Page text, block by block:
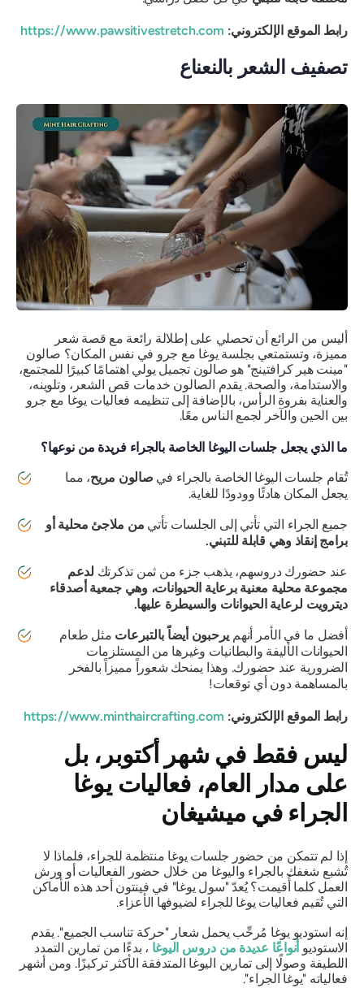
رابط الموقع الإلكتروني: https://www.pawsitivestretch.com
تصفيف الشعر بالنعناع
أليس من الرائع أن تحصلي على إطلالة رائعة مع قصة شعر
مميزة، وتستمتعي بجلسة يوغا مع جرو في نفس المكان؟ صالون
"مينت هير كرافتينج" هو صالون تجميل يولي اهتمامًا كبيرًا للمجتمع،
والاستدامة، والصحة. يقدم الصالون خدمات قص الشعر، وتلوينه،
والعناية بفروة الرأس، بالإضافة إلى تنظيمه فعاليات يوغا مع جرو
بين الحين والآخر لجمع الناس معًا.
ما الذي يجعل جلسات اليوغا الخاصة بالجراء فريدة من نوعها؟
تُقام جلسات اليوغا الخاصة بالجراء فيصالون مريح، مما
يجعل المكان هادئًا وودودًا للغاية.
جميع الجراء التي تأتي إلى الجلسات تأتيمن ملاجئ محلية أو
برامج إنقاذ وهي قابلة للتبني.
عند حضورك دروسهم، يذهب جزء من ثمن تذكرتكلدعم
مجموعة محلية معنية برعاية الحيوانات، وهي جمعية أصدقاء
ديترويت لرعاية الحيوانات والسيطرة عليها.
أفضل ما في الأمر أنهميرحبون أيضاً بالتبرعاتمثل طعام
الحيوانات الأليفة والبطانيات وغيرها من المستلزمات
الضرورية عند حضورك. وهذا يمنحك شعوراً مميزاً بالفخر
بالمساهمة دون أي توقعات!
رابط الموقع الإلكتروني: https://www.minthaircrafting.com
ليس فقط في شهر أكتوبر، بل
على مدار العام، فعاليات يوغا
الجراء في ميشيغان
إذا لم تتمكن من حضور جلسات يوغا منتظمة للجراء، فلماذا لا
تُشبع شغفك بالجراء واليوغا من خلال حضور الفعاليات أو ورش
العمل كلما أُقيمت؟ يُعدّ "سول يوغا" في فينتون أحد هذه الأماكن
التي تُقيم فعاليات يوغا للجراء لضيوفها الأعزاء.
إنه استوديو يوغا مُرحِّب يحمل شعار "حركة تناسب الجميع". يقدم
الاستوديوأنواعًا عديدة من دروس اليوغا، بدءًا من تمارين التمدد
اللطيفة وصولًا إلى تمارين اليوغا المتدفقة الأكثر تركيزًا. ومن أشهر
فعالياته "يوغا الجراء".